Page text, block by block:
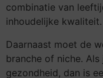
combinatie van
inhoudelijke kwaliteit.
Daarnaast moet de
branche of niche.
gezondheid, dan is